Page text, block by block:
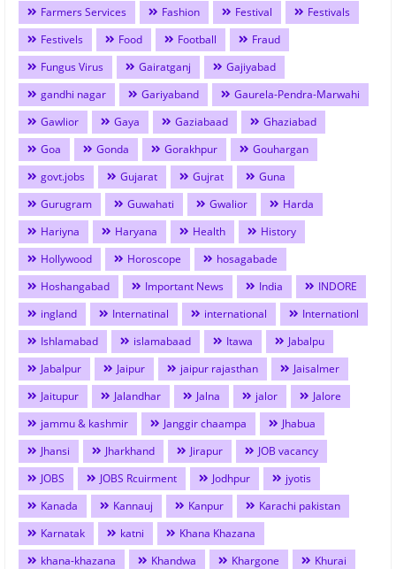
Farmers Services Fashion Festival
Festivals
Festivels
Food Football
Fraud
Fungus Virus
Gairatganj
Gajiyabad
gandhi nagar
Gariyaband
Gaurela-Pendra-Marwahi
Gawlior
Gaya Gaziabaad
Ghaziabad
Goa
Gonda Gorakhpur
Gouhargan
govt.jobs
Gujarat Gujrat
Guna
Gurugram
Guwahati Gwalior
Harda
Hariyna
Haryana Health
History
Hollywood
Horoscope
hosagabade
Hoshangabad
Important News India
INDORE
ingland
Internatinal international
Internationl
Ishlamabad
islamabaad Itawa
Jabalpu
Jabalpur
Jaipur jaipur rajasthan
Jaisalmer
Jaitupur
Jalandhar Jalna jalor
Jalore
jammu & kashmir
Janggir chaampa
Jhabua
Jhansi
Jharkhand Jirapur
JOB vacancy
JOBS
JOBS Rcuirment Jodhpur
jyotis
Kanada
Kannauj Kanpur
Karachi pakistan
Karnatak
katni
Khana Khazana
khana-khazana
Khandwa Khargone
Khurai